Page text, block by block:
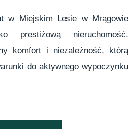
w Miejskim Lesie w Mrągowie
prestiżową nieruchomość.
komfort i niezależność, którą
do aktywnego wypoczynku